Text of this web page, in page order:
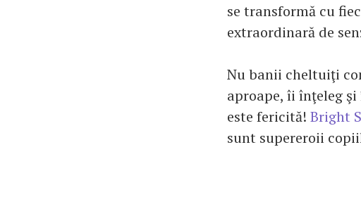
se transformă cu
extraordinară de
Nu banii cheltuiţi
aproape, îi înţeleg
este fericită! Bright
sunt supereroii